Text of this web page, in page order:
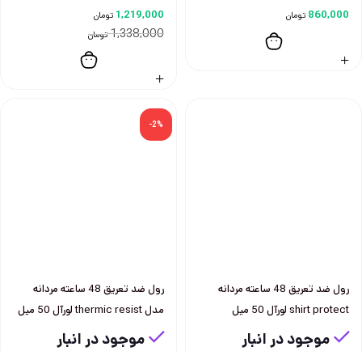
860,000 تومان
1,338,000 تومان
1,219,000 تومان
رول ضد تعريق 48 ساعته مردانه
shirt protect لورآل 50 ميل
موجود در انبار
-2%
رول ضد تعريق 48 ساعته مردانه
مدل thermic resist لورآل 50 ميل
موجود در انبار